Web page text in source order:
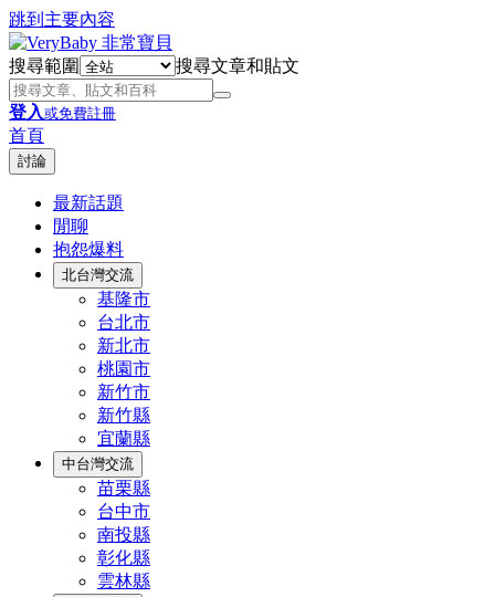
跳到主要內容
搜尋範圍 搜尋文章和貼文
登入或免費註冊
首頁
討論
最新話題
閒聊
抱怨爆料
北台灣交流
基隆市
台北市
新北市
桃園市
新竹市
新竹縣
宜蘭縣
中台灣交流
苗栗縣
台中市
南投縣
彰化縣
雲林縣